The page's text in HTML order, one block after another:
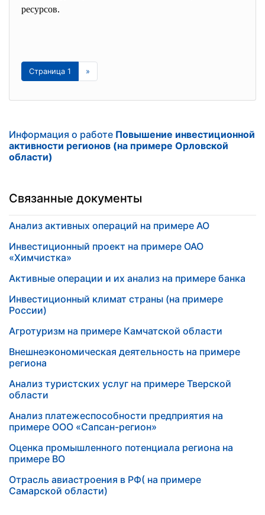
ресурсов.
Страница 1 »
Информация о работе Повышение инвестиционной
активности регионов (на примере Орловской
области)
Связанные документы
Анализ активных операций на примере АО
Инвестиционный проект на примере ОАО
«Химчистка»
Активные операции и их анализ на примере банка
Инвестиционный климат страны (на примере
России)
Агротуризм на примере Камчатской области
Внешнеэкономическая деятельность на примере
региона
Анализ туристских услуг на примере Тверской
области
Анализ платежеспособности предприятия на
примере ООО «Сапсан-регион»
Оценка промышленного потенциала региона на
примере ВО
Отрасль авиастроения в РФ( на примере
Самарской области)